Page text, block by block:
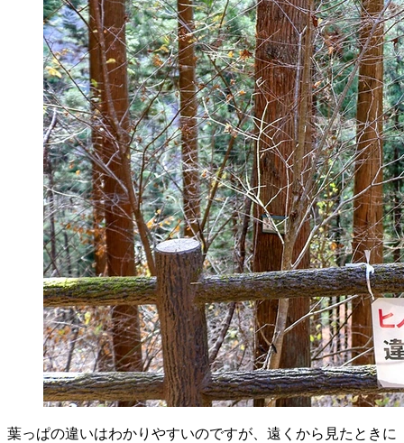
葉っぱの違いはわかりやすいのですが、遠くから見たときに